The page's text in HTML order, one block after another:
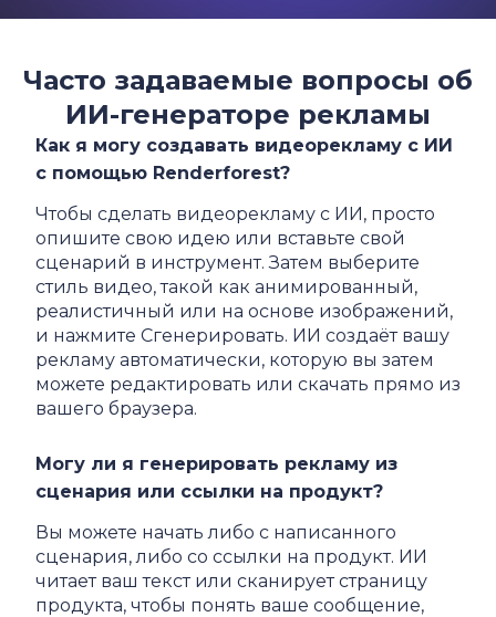
Часто задаваемые вопросы об
ИИ-генераторе рекламы
Как я могу создавать видеорекламу с ИИ
с помощью Renderforest?
Чтобы сделать видеорекламу с ИИ, просто
опишите свою идею или вставьте свой
сценарий в инструмент. Затем выберите
стиль видео, такой как анимированный,
реалистичный или на основе изображений,
и нажмите Сгенерировать. ИИ создаёт вашу
рекламу автоматически, которую вы затем
можете редактировать или скачать прямо из
вашего браузера.
Могу ли я генерировать рекламу из
сценария или ссылки на продукт?
Вы можете начать либо с написанного
сценария, либо со ссылки на продукт. ИИ
читает ваш текст или сканирует страницу
продукта, чтобы понять ваше сообщение,